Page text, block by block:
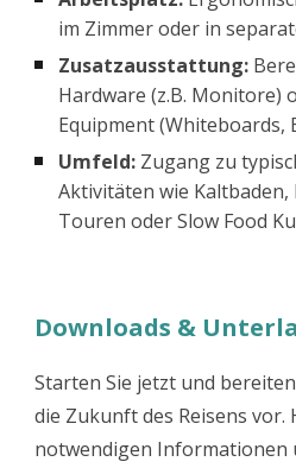
im Zimmer oder in
Zusatzausstattung:
Hardware (z.B. Monitore)
Equipment (Whiteboards,
Umfeld: Zugang zu
Aktivitäten wie
Touren oder Slow Food
Downloads &
Starten Sie jetzt und
die Zukunft des Reisens vor.
notwendigen Informationen